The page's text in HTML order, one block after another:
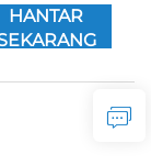
HANTAR